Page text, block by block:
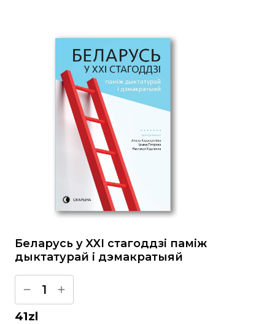
Беларусь у XXI стагоддзі паміж
дыктатурай і дэмакратыяй
1
41zl